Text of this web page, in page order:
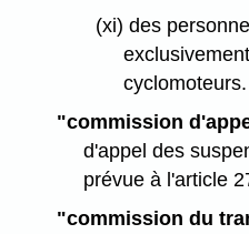
(xi) des
cyclomoteurs.
"commission
d'appel des
prévue à l'article
"commission du